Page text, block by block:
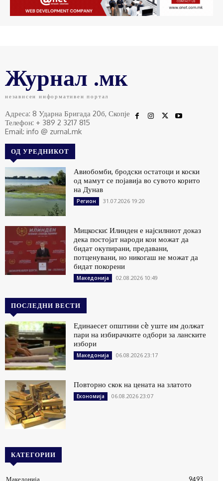
Журнал .мк
независен информативен портал
Адреса: 8 Ударна Бригада 20б, Скопје
Телефон: + 389 2 3217 815
Email: info @ zurnal.mk
ОД УРЕДНИКОТ
Авиобомби, бродски остатоци и коски
од мамут се појавија во сувото корито
на Дунав
Регион 31.07.2026 19:20
Мицкоски: Илинден е најсилниот доказ
дека постојат народи кои можат да
бидат окупирани, предавани,
потценувани, но никогаш не можат да
бидат покорени
Македонија 02.08.2026 10:49
ПОСЛЕДНИ ВЕСТИ
Единаесет општини сè уште им должат
пари на избирачките одбори за ланските
избори
Македонија 06.08.2026 23:17
Повторно скок на цената на златото
Економија 06.08.2026 23:07
КАТЕГОРИИ
Македонија 9493